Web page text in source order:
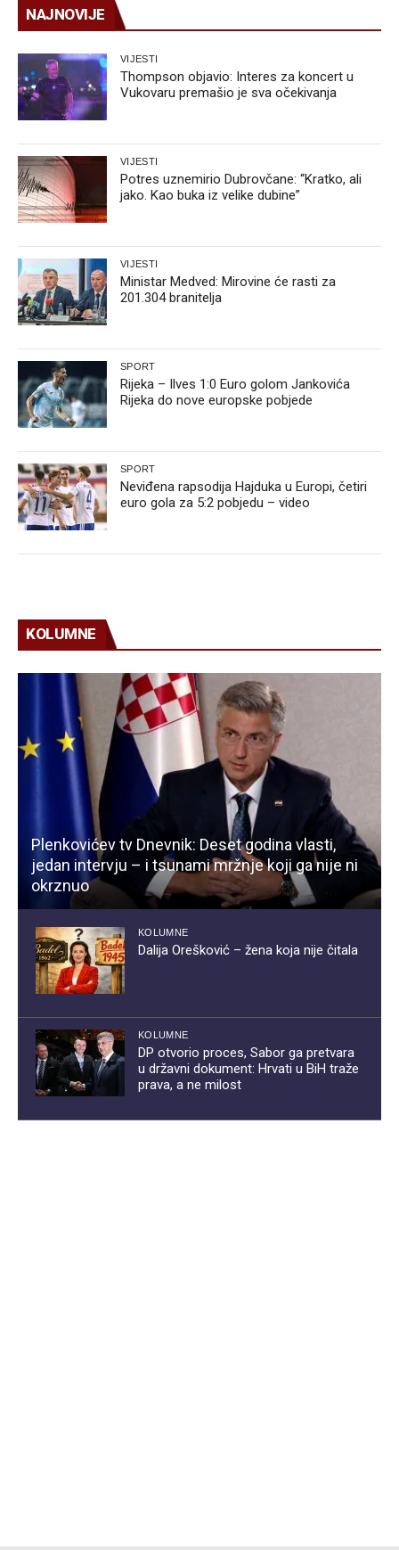
NAJNOVIJE
VIJESTI
Thompson objavio: Interes za koncert u
Vukovaru premašio je sva očekivanja
VIJESTI
Potres uznemirio Dubrovčane: “Kratko, ali
jako. Kao buka iz velike dubine”
VIJESTI
Ministar Medved: Mirovine će rasti za
201.304 branitelja
SPORT
Rijeka – Ilves 1:0 Euro golom Jankovića
Rijeka do nove europske pobjede
SPORT
Neviđena rapsodija Hajduka u Europi, četiri
euro gola za 5:2 pobjedu – video
KOLUMNE
Plenkovićev tv Dnevnik: Deset godina vlasti,
jedan intervju – i tsunami mržnje koji ga nije ni
okrznuo
KOLUMNE
Dalija Orešković – žena koja nije čitala
KOLUMNE
DP otvorio proces, Sabor ga pretvara
u državni dokument: Hrvati u BiH traže
prava, a ne milost